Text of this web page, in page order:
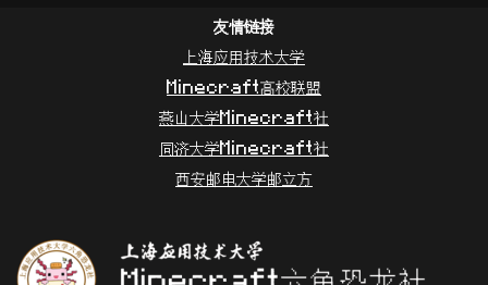
友情链接
上海应用技术大学
Minecraft高校联盟
燕山大学Minecraft社
同济大学Minecraft社
西安邮电大学邮立方